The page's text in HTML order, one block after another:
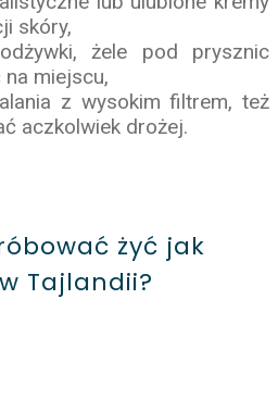
skóry,
żele pod prysznic
miejscu,
z wysokim filtrem, też
aczkolwiek drożej.
żyć jak
Tajlandii?